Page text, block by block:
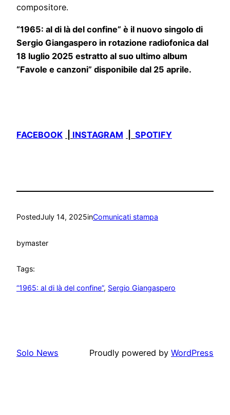
compositore.
“1965: al di là del confine” è il nuovo singolo di
Sergio Giangaspero in rotazione radiofonica dal
18 luglio 2025 estratto al suo ultimo album
“Favole e canzoni” disponibile dal 25 aprile.
FACEBOOK INSTAGRAM SPOTIFY
PostedJuly 14, 2025inComunicati stampa
bymaster
Tags:
“1965: al di là del confine”, Sergio Giangaspero
Solo News Proudly powered by WordPress